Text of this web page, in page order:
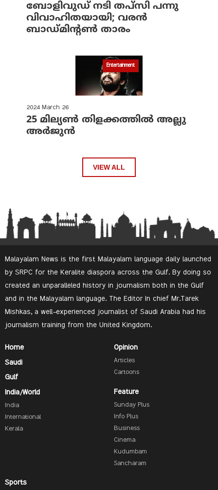
ബോളിവുഡ് നടി തപ്‌സി പന്നു
വിവാഹിതയായി; വരന്‍
ബാഡ്മിന്റണ്‍ താരം
Entertainment
2024 March 26
25 മില്യണ്‍ തിളക്കത്തില്‍ അല്ലു
അര്‍ജുന്‍
VIEW ALL
Malayalam News is the first Malayalam language daily launched
by SRPC for the Keralite diaspora across the Gulf. By doing so
created an unparalleled history in journalism both in the Gulf
and in the Malayalam language. The Editor In chief Mr.Tarek
Mishkas, a well-experienced journalist of Saudi Arabia had his
journalism training from the United Kingdom.
Home
Saudi
Gulf
India/World
India
International
Kerala
Opinion
Articles
Cartoons
Feature
Sunday Plus
Info Plus
Business
Cinema
Kudumbam
Sancharam
Sports